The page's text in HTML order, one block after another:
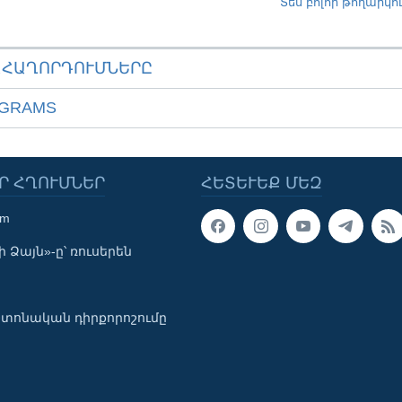
ՀԵՏԵՒԵՔ ՄԵԶ
ՀՂՈՒՄՆԵՐ
Ձայն»-ը՝ ռուսերեն
դիրքորոշումը